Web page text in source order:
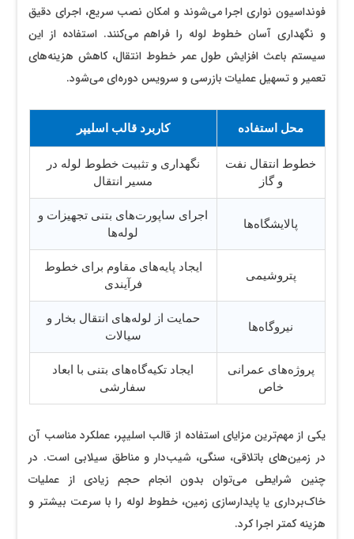
فونداسیون نواری اجرا می‌شوند و امکان نصب سریع، اجرای دقیق
و نگهداری آسان خطوط لوله را فراهم می‌کنند. استفاده از این
سیستم باعث افزایش طول عمر خطوط انتقال، کاهش هزینه‌های
تعمیر و تسهیل عملیات بازرسی و سرویس دوره‌ای می‌شود.
محل استفاده کاربرد قالب اسلیپر
خطوط انتقال نفت
و گاز
نگهداری و تثبیت خطوط لوله در
مسیر انتقال
پالایشگاه‌ها
اجرای ساپورت‌های بتنی تجهیزات و
لوله‌ها
پتروشیمی
ایجاد پایه‌های مقاوم برای خطوط
فرآیندی
نیروگاه‌ها
حمایت از لوله‌های انتقال بخار و
سیالات
پروژه‌های عمرانی
خاص
ایجاد تکیه‌گاه‌های بتنی با ابعاد
سفارشی
یکی از مهم‌ترین مزایای استفاده از قالب اسلیپر، عملکرد مناسب آن
در زمین‌های باتلاقی، سنگی، شیب‌دار و مناطق سیلابی است. در
چنین شرایطی می‌توان بدون انجام حجم زیادی از عملیات
خاک‌برداری یا پایدارسازی زمین، خطوط لوله را با سرعت بیشتر و
هزینه کمتر اجرا کرد.